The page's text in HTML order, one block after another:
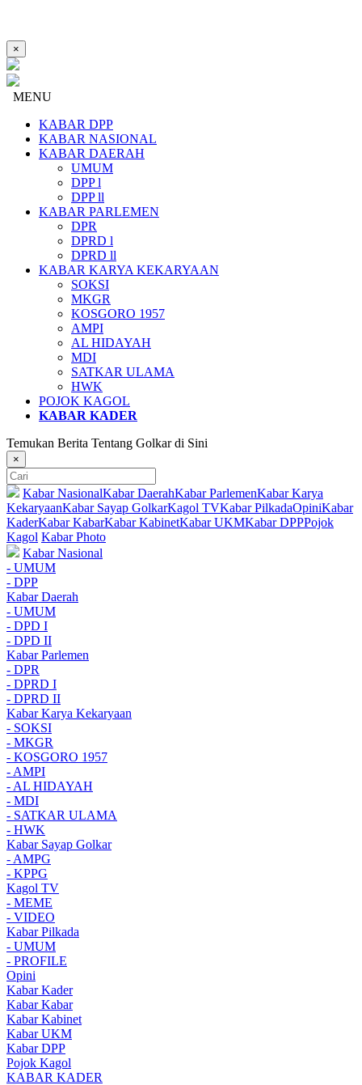
×
MENU
KABAR DPP
KABAR NASIONAL
KABAR DAERAH
UMUM
DPP l
DPP ll
KABAR PARLEMEN
DPR
DPRD l
DPRD ll
KABAR KARYA KEKARYAAN
SOKSI
MKGR
KOSGORO 1957
AMPI
AL HIDAYAH
MDI
SATKAR ULAMA
HWK
POJOK KAGOL
KABAR KADER
Temukan Berita Tentang Golkar di Sini
×
Kabar NasionalKabar DaerahKabar ParlemenKabar Karya
KekaryaanKabar Sayap GolkarKagol TVKabar PilkadaOpiniKabar
KaderKabar KabarKabar KabinetKabar UKMKabar DPPPojok
Kagol Kabar Photo
Kabar Nasional
- UMUM
- DPP
Kabar Daerah
- UMUM
- DPD I
- DPD II
Kabar Parlemen
- DPR
- DPRD I
- DPRD II
Kabar Karya Kekaryaan
- SOKSI
- MKGR
- KOSGORO 1957
- AMPI
- AL HIDAYAH
- MDI
- SATKAR ULAMA
- HWK
Kabar Sayap Golkar
- AMPG
- KPPG
Kagol TV
- MEME
- VIDEO
Kabar Pilkada
- UMUM
- PROFILE
Opini
Kabar Kader
Kabar Kabar
Kabar Kabinet
Kabar UKM
Kabar DPP
Pojok Kagol
KABAR KADER